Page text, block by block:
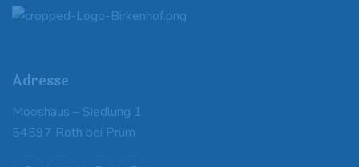
Adresse
Mooshaus – Siedlung 1
54597 Roth bei Prüm